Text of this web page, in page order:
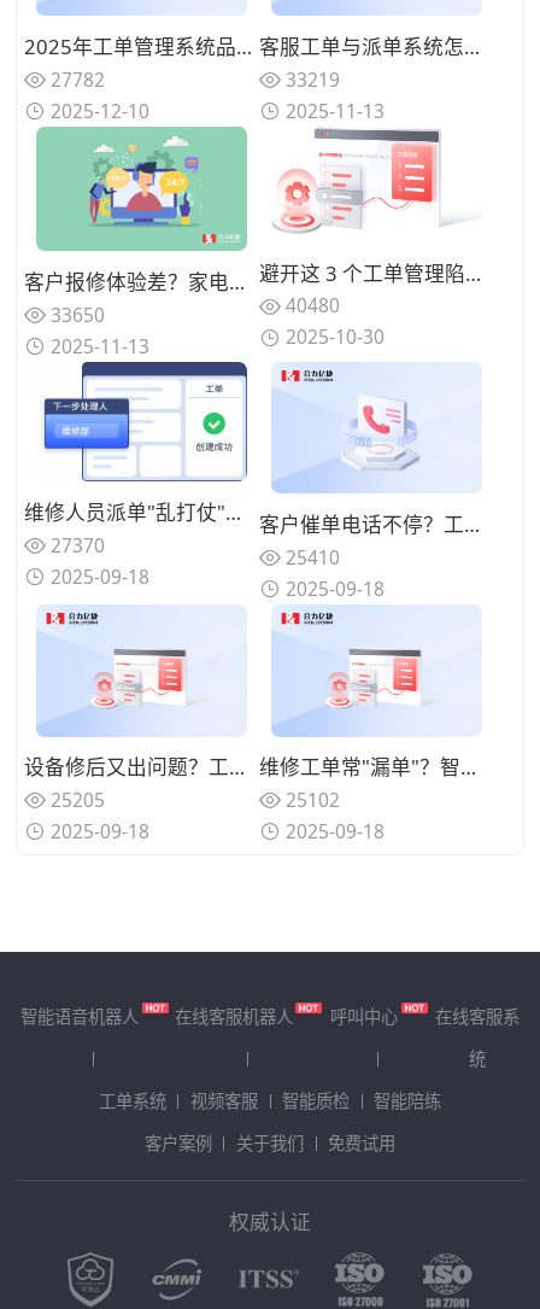
2025年工单管理系统品牌推荐：高效可靠的服务保障和智能流转
27782
2025-12-10
客服工单与派单系统怎么搭配最有效？怎么用客服工单系统追踪进度、自动通知？
33219
2025-11-13
客户报修体验差？家电售后AI语音机器人处理报修提效
33650
2025-11-13
避开这 3 个工单管理陷阱：指南助你省预算并提升服务质量
40480
2025-10-30
维修人员派单"乱打仗"？系统智能调度功能如何优化？
27370
2025-09-18
客户催单电话不停？工单进度实时同步功能怎么用才贴心？
25410
2025-09-18
设备修后又出问题？工单系统怎么帮着追溯维修质量？
25205
2025-09-18
维修工单常"漏单"？智能提醒功能该怎么用才不踩坑？
25102
2025-09-18
智能语音机器人 在线客服机器人 呼叫中心
在线客服系
统
工单系统
视频客服 智能质检
智能陪练
客户案例
关于我们 免费试用
权威认证